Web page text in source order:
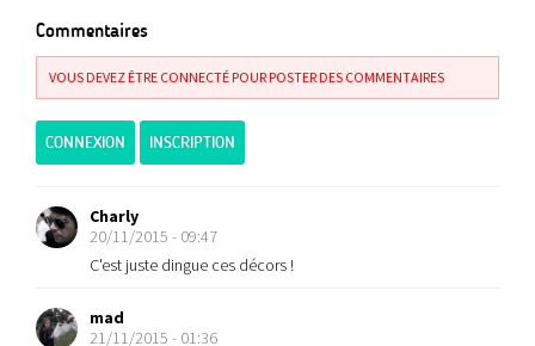
Commentaires
VOUS DEVEZ ÊTRE CONNECTÉ POUR POSTER DES COMMENTAIRES
CONNEXION INSCRIPTION
Charly
20/11/2015 - 09:47
C'est juste dingue ces décors !
mad
21/11/2015 - 01:36